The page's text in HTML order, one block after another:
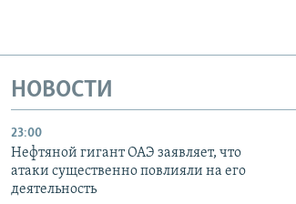
НОВОСТИ
23:00
Нефтяной гигант ОАЭ заявляет, что
атаки существенно повлияли на его
деятельность